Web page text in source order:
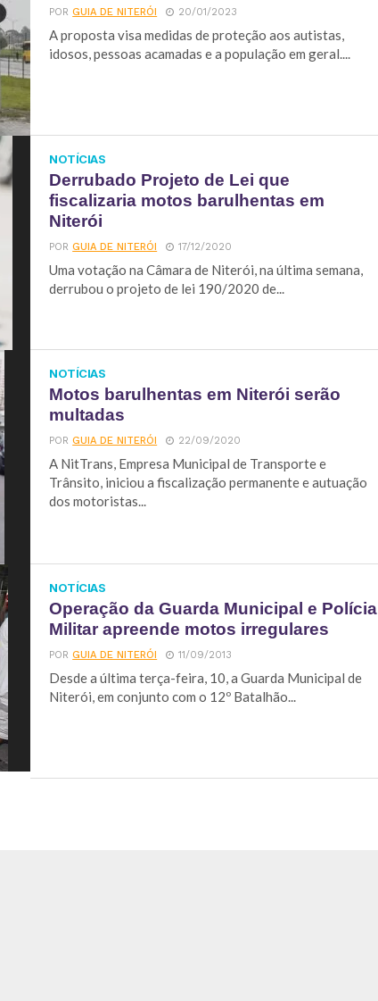
PORGUIA DE NITERÓI 20/01/2023
A proposta visa medidas de proteção aos autistas,
idosos, pessoas acamadas e a população em geral....
NOTÍCIAS
Derrubado Projeto de Lei que
fiscalizaria motos barulhentas em
Niterói
PORGUIA DE NITERÓI 17/12/2020
Uma votação na Câmara de Niterói, na última semana,
derrubou o projeto de lei 190/2020 de...
NOTÍCIAS
Motos barulhentas em Niterói serão
multadas
PORGUIA DE NITERÓI 22/09/2020
A NitTrans, Empresa Municipal de Transporte e
Trânsito, iniciou a fiscalização permanente e autuação
dos motoristas...
NOTÍCIAS
Operação da Guarda Municipal e Polícia
Militar apreende motos irregulares
PORGUIA DE NITERÓI 11/09/2013
Desde a última terça-feira, 10, a Guarda Municipal de
Niterói, em conjunto com o 12º Batalhão...